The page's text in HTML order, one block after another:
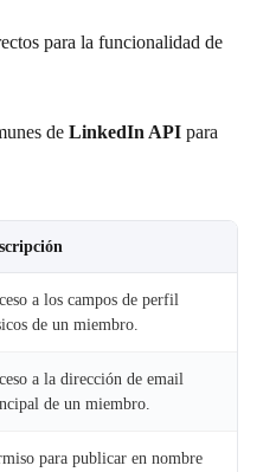
para la funcionalidad de
de LinkedIn API para
a los campos de perfil
de un miembro.
a la dirección de email
de un miembro.
para publicar en nombre